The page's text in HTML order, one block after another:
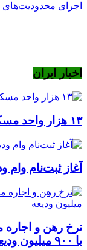
اجرای
اخبار ایران
۱۳ هزار واحد مسکن حمایتی در تهران در حال ساخت
آغاز ثبت‌نام وام ودیعه
با ۹۰۰ میلیون ودیعه